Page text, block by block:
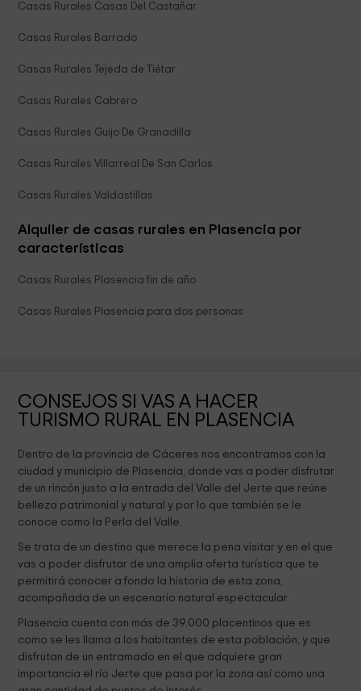
Casas Rurales Casas Del Castañar
Casas Rurales Barrado
Casas Rurales Tejeda de Tiétar
Casas Rurales Cabrero
Casas Rurales Guijo De Granadilla
Casas Rurales Villarreal De San Carlos
Casas Rurales Valdastillas
Alquiler de casas rurales en Plasencia por
características
Casas Rurales Plasencia fin de año
Casas Rurales Plasencia para dos personas
CONSEJOS SI VAS A HACER
TURISMO RURAL EN PLASENCIA
Dentro de la provincia de Cáceres nos encontramos con la
ciudad y municipio de Plasencia, donde vas a poder disfrutar
de un rincón justo a la entrada del Valle del Jerte que reúne
belleza patrimonial y natural y por lo que también se le
conoce como la Perla del Valle.
Se trata de un destino que merece la pena visitar y en el que
vas a poder disfrutar de una amplia oferta turística que te
permitirá conocer a fondo la historia de esta zona,
acompañada de un escenario natural espectacular.
Plasencia cuenta con más de 39.000 placentinos que es
como se les llama a los habitantes de esta población, y que
disfrutan de un entramado en el que adquiere gran
importancia el río Jerte que pasa por la zona así como una